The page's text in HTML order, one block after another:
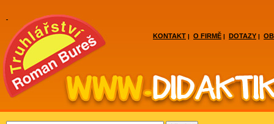
KONTAKT | O FIRMĚ | DOTAZY |